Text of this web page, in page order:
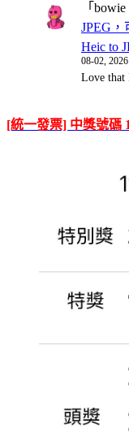
「 bowie
JPEG
Heic to
08-02, 2026
Love
[統一發票] 中獎號碼